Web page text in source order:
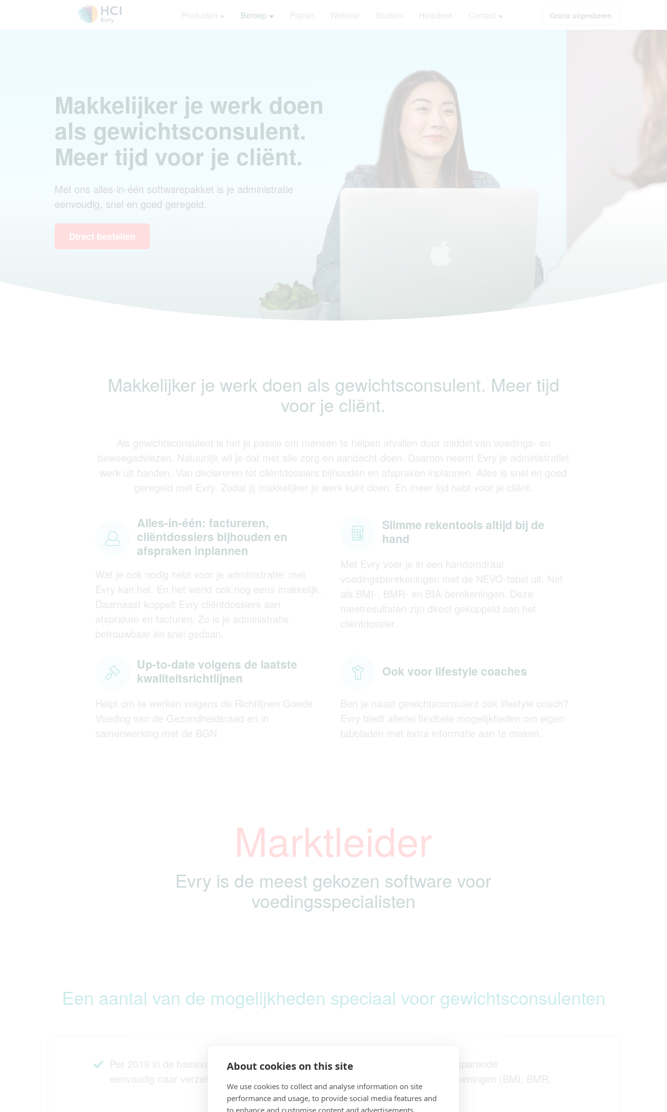
About cookies on this site
We use cookies to collect and analyse information on site
performance and usage, to provide social media features and
to enhance and customise content and advertisements.
Producten Beroep Prijzen Webinar Student Helpdesk Contact Gratis uitproberen
Makkelijker je werk doen
als gewichtsconsulent.
Meer tijd voor je cliënt.
Met ons alles-in-één softwarepakket is je administratie
eenvoudig, snel en goed geregeld.
Direct bestellen
Makkelijker je werk doen als gewichtsconsulent. Meer tijd
voor je cliënt.
Als gewichtsconsulent is het je passie om mensen te helpen afvallen door middel van voedings- en
beweegadviezen. Natuurlijk wil je dat met alle zorg en aandacht doen. Daarom neemt Evry je administratief
werk uit handen. Van declareren tot cliëntdossiers bijhouden en afspraken inplannen. Alles is snel en goed
geregeld met Evry. Zodat jij makkelijker je werk kunt doen. En meer tijd hebt voor je cliënt.
Alles-in-één: factureren,
cliëntdossiers bijhouden en
afspraken inplannen
Wat je ook nodig hebt voor je administratie: met
Evry kan het. En het werkt ook nog eens makkelijk.
Daarnaast koppelt Evry cliëntdossiers aan
afspraken en facturen. Zo is je administratie
betrouwbaar én snel gedaan.
Slimme rekentools altijd bij de
hand
Met Evry voer je in een handomdraai
voedingsberekeningen met de NEVO-tabel uit. Net
als BMI-, BMR- en BIA-berekeningen. Deze
meetresultaten zijn direct gekoppeld aan het
cliëntdossier.
Up-to-date volgens de laatste
kwaliteitsrichtlijnen
Helpt om te werken volgens de Richtlijnen Goede
Voeding van de Gezondheidsraad en in
samenwerking met de BGN
Ook voor lifestyle coaches
Ben je naast gewichtsconsulent ook lifestyle coach?
Evry biedt allerlei flexibele mogelijkheden om eigen
tabbladen met extra informatie aan te maken.
Marktleider
Evry is de meest gekozen software voor
voedingsspecialisten
Een aantal van de mogelijkheden speciaal voor gewichtsconsulenten
Per 2019 in de basisverzekering? Declareer
eenvoudig naar verzekeraars!
Veel handige en tijdsbesparende
geautomatiseerde berekeningen (BMI, BMR,
VVM, eiwit, enz.)